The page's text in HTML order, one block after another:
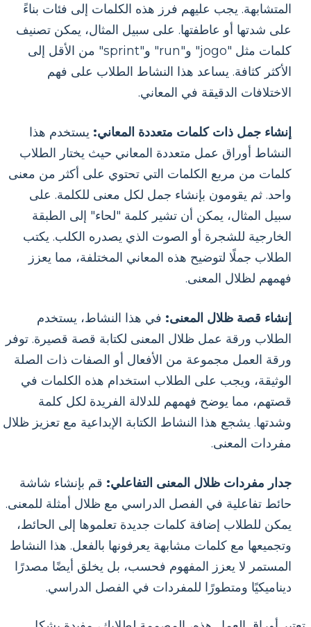
المتشابهة. يجب عليهم فرز هذه الكلمات إلى فئات بناءً
على شدتها أو عاطفتها. على سبيل المثال، يمكن تصنيف
كلمات مثل "jogo" و"run" و"sprint" من الأقل إلى
الأكثر كثافة. يساعد هذا النشاط الطلاب على فهم
الاختلافات الدقيقة في المعاني.
إنشاء جمل ذات كلمات متعددة المعاني: يستخدم هذا
النشاط أوراق عمل متعددة المعاني حيث يختار الطلاب
كلمات من مربع الكلمات التي تحتوي على أكثر من معنى
واحد. ثم يقومون بإنشاء جمل لكل معنى للكلمة. على
سبيل المثال، يمكن أن تشير كلمة "لحاء" إلى الطبقة
الخارجية للشجرة أو الصوت الذي يصدره الكلب. يكتب
الطلاب جملًا لتوضيح هذه المعاني المختلفة، مما يعزز
فهمهم لظلال المعنى.
إنشاء قصة ظلال المعنى: في هذا النشاط، يستخدم
الطلاب ورقة عمل ظلال المعنى لكتابة قصة قصيرة. توفر
ورقة العمل مجموعة من الأفعال أو الصفات ذات الصلة
الوثيقة، ويجب على الطلاب استخدام هذه الكلمات في
قصتهم، مما يوضح فهمهم للدلالة الفريدة لكل كلمة
وشدتها. يشجع هذا النشاط الكتابة الإبداعية مع تعزيز ظلال
مفردات المعنى.
جدار مفردات ظلال المعنى التفاعلي: قم بإنشاء شاشة
حائط تفاعلية في الفصل الدراسي مع ظلال أمثلة للمعنى.
يمكن للطلاب إضافة كلمات جديدة تعلموها إلى الحائط،
وتجميعها مع كلمات مشابهة يعرفونها بالفعل. هذا النشاط
المستمر لا يعزز المفهوم فحسب، بل يخلق أيضًا مصدرًا
ديناميكيًا ومتطورًا للمفردات في الفصل الدراسي.